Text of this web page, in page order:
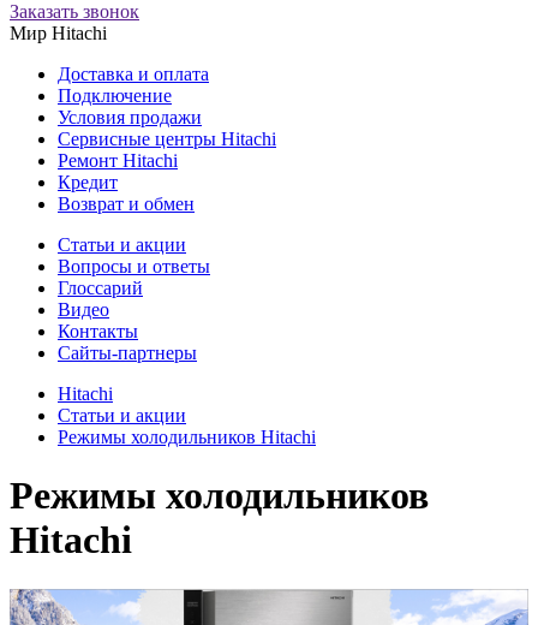
Заказать звонок
Мир Hitachi
Доставка и оплата
Подключение
Условия продажи
Сервисные центры Hitachi
Ремонт Hitachi
Кредит
Возврат и обмен
Cтатьи и акции
Вопросы и ответы
Глоссарий
Видео
Контакты
Сайты-партнеры
Hitachi
Cтатьи и акции
Режимы холодильников Hitachi
Режимы холодильников
Hitachi